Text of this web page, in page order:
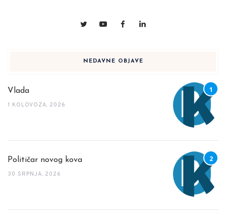
NEDAVNE OBJAVE
Vlada
1 KOLOVOZA, 2026
Političar novog kova
30 SRPNJA, 2026